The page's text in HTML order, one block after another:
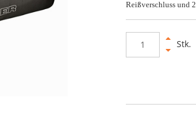
Reißverschluss und
Stk.